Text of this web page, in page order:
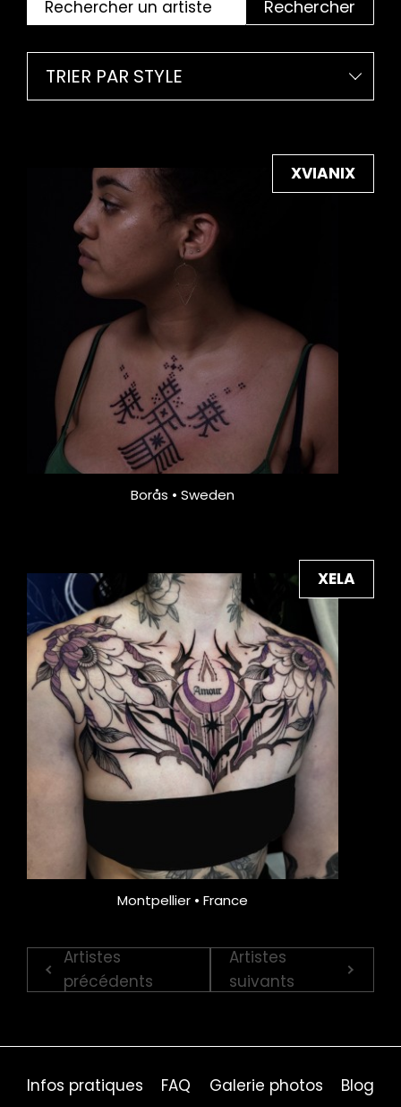
Rechercher
TRIER PAR STYLE
XVIANIX
Borås • Sweden
XELA
Montpellier • France
Artistes
précédents
Artistes
suivants
Infos pratiques FAQ Galerie photos
Blog